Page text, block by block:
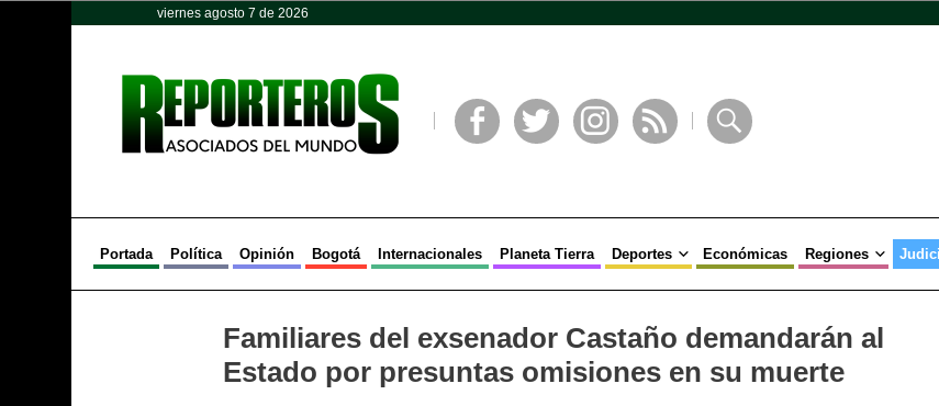
viernes agosto 7 de 2026
Portada Política Opinión Bogotá Internacionales Planeta Tierra Deportes Económicas Regiones
Familiares del exsenador Castaño demandarán al
Estado por presuntas omisiones en su muerte
Opinión Política